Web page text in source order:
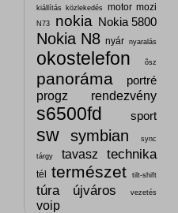
kiállítás
közlekedés motor mozi
N73 nokia Nokia 5800
Nokia N8 nyár nyaralás
okostelefon õsz
panoráma portré
progz rendezvény
s6500fd sport
sw symbian sync
tárgy tavasz technika
tél természet tilt-shift
túra újváros vezetés
voip